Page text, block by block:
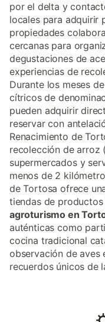
por el delta y
locales para adquirir
propiedades
cercanas para
degustaciones de
experiencias de
Durante los meses
cítricos de
pueden adquirir
reservar con
Renacimiento de
recolección de arroz
supermercados y
menos de 2
de Tortosa ofrece
tiendas de
agroturismo en
auténticas como
cocina tradicional
observación de aves
recuerdos únicos de